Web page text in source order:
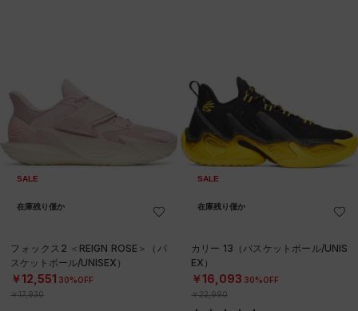
SALE
在庫残り僅か
フォックス2 ＜REIGN ROSE＞（バ
スケットボール/UNISEX）
￥12,551 30%OFF
￥17,930
SALE
在庫残り僅か
カリー 13（バスケットボール/UNIS
EX）
￥16,093 30%OFF
￥22,990